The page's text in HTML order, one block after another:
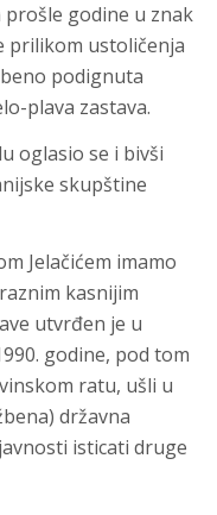
godine u znak
prilikom ustoličenja
podignuta
plava zastava.
oglasio se i bivši
skupštine
Jelačićem imamo
kasnijim
utvrđen je u
godine, pod tom
ratu, ušli u
državna
isticati druge